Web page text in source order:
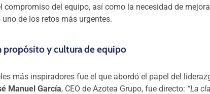
compromiso del equipo, así como la necesidad de
de los retos más urgentes.
propósito y cultura de equipo
más inspiradores fue el que abordó el papel del
Manuel García, CEO de Azotea Grupo, fue directo: “La